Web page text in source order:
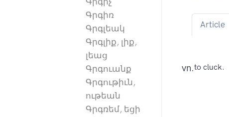
Գրգիռ
Գրգլեակ
Գրգլիք, լիք,
լեաց
Գրգուանք
Գրգութիւն,
ութեան
Գրգռեմ, եցի
Article
vn.to cluck.